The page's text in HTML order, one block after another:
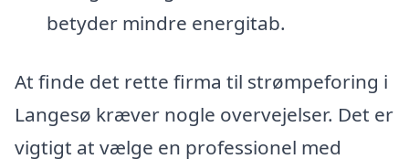
betyder mindre energitab.
At finde det rette firma til strømpeforing i
Langesø kræver nogle overvejelser. Det er
vigtigt at vælge en professionel med